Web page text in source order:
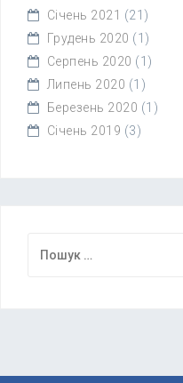
Січень 2021 (21)
Грудень 2020 (1)
Серпень 2020 (1)
Липень 2020 (1)
Березень 2020 (1)
Січень 2019 (3)